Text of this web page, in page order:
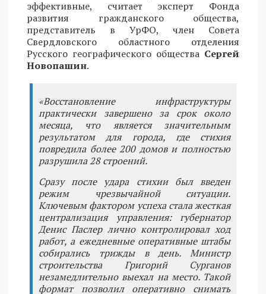
эффективные, считает эксперт Фонда
развития гражданского общества,
представитель в УрФО, член Совета
Свердловского областного отделения
Русского географического общества Сергей
Новопашин.
«Восстановление инфраструктуры
практически завершено за срок около
месяца, что является значительным
результатом для города, где стихия
повредила более 200 домов и полностью
разрушила 28 строений.
Сразу после удара стихии был введен
режим чрезвычайной ситуации.
Ключевым фактором успеха стала жесткая
централизация управления: губернатор
Денис Паслер лично контролировал ход
работ, а ежедневные оперативные штабы
собирались трижды в день. Министр
строительства Григорий Сурганов
незамедлительно выехал на место. Такой
формат позволил оперативно снимать